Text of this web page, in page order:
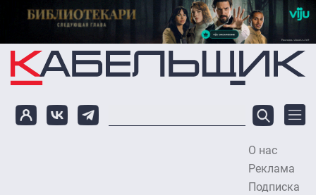
Перейти к основному содержанию
О нас
Реклама
Подписка